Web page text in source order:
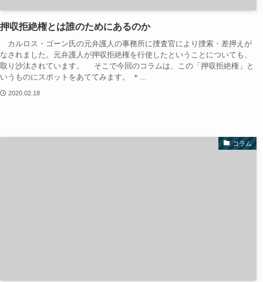
押収拒絶権とは誰のためにあるのか
カルロス・ゴーン氏の元弁護人の事務所に捜査官により捜索・差押えが
なされました。元弁護人が押収拒絶権を行使したということについても、
取り沙汰されています。 そこで今回のコラムは、この「押収拒絶権」と
いうものにスポットをあててみます。 ＊...
2020.02.18
コラム